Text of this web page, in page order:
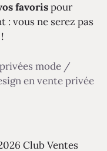
favorispour
: vous ne serez pas
mode /
en vente privée
Club Ventes